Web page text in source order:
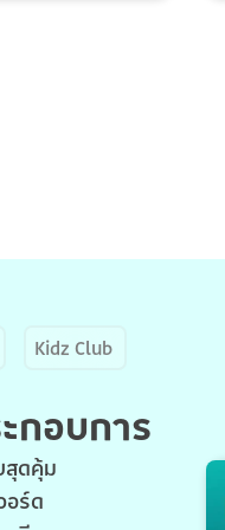
Kidz Club
กอบการ
สุดคุ้ม
ร์ด